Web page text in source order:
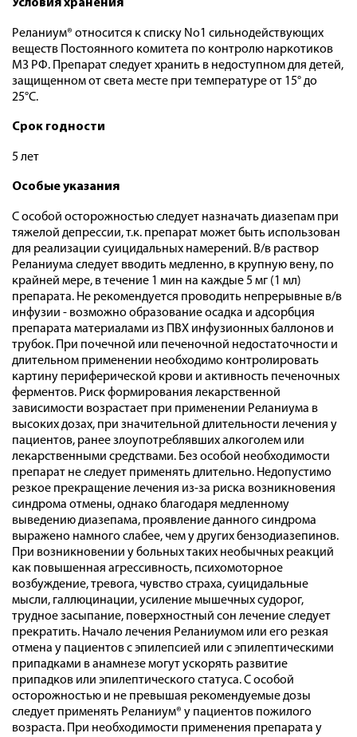
Условия хранения
Реланиум® относится к списку No1 сильнодействующих
веществ Постоянного комитета по контролю наркотиков
МЗ РФ. Препарат следует хранить в недоступном для детей,
защищенном от света месте при температуре от 15° до
25°C.
Срок годности
5 лет
Особые указания
С особой осторожностью следует назначать диазепам при
тяжелой депрессии, т.к. препарат может быть использован
для реализации суицидальных намерений. В/в раствор
Реланиума следует вводить медленно, в крупную вену, по
крайней мере, в течение 1 мин на каждые 5 мг (1 мл)
препарата. Не рекомендуется проводить непрерывные в/в
инфузии - возможно образование осадка и адсорбция
препарата материалами из ПВХ инфузионных баллонов и
трубок. При почечной или печеночной недостаточности и
длительном применении необходимо контролировать
картину периферической крови и активность печеночных
ферментов. Риск формирования лекарственной
зависимости возрастает при применении Реланиума в
высоких дозах, при значительной длительности лечения у
пациентов, ранее злоупотреблявших алкоголем или
лекарственными средствами. Без особой необходимости
препарат не следует применять длительно. Недопустимо
резкое прекращение лечения из-за риска возникновения
синдрома отмены, однако благодаря медленному
выведению диазепама, проявление данного синдрома
выражено намного слабее, чем у других бензодиазепинов.
При возникновении у больных таких необычных реакций
как повышенная агрессивность, психомоторное
возбуждение, тревога, чувство страха, суицидальные
мысли, галлюцинации, усиление мышечных судорог,
трудное засыпание, поверхностный сон лечение следует
прекратить. Начало лечения Реланиумом или его резкая
отмена у пациентов с эпилепсией или с эпилептическими
припадками в анамнезе могут ускорять развитие
припадков или эпилептического статуса. С особой
осторожностью и не превышая рекомендуемые дозы
следует применять Реланиум® у пациентов пожилого
возраста. При необходимости применения препарата у